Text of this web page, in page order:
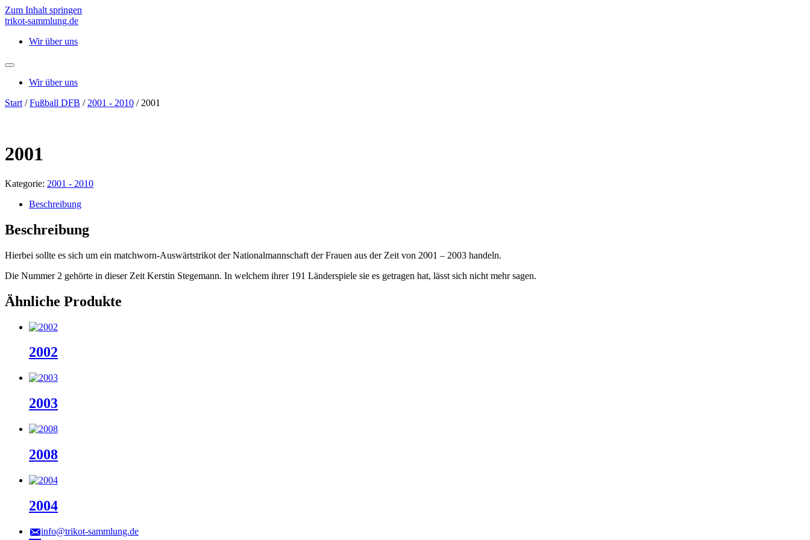
Zum Inhalt springen
trikot-sammlung.de
Wir über uns
Wir über uns
Start /Fußball DFB / 2001 - 2010 / 2001
2001
Kategorie: 2001 - 2010
Beschreibung
Beschreibung
Hierbei sollte es sich um ein matchworn-Auswärtstrikot der Nationalmannschaft der Frauen aus der Zeit von 2001 – 2003 handeln.
Die Nummer 2 gehörte in dieser Zeit Kerstin Stegemann. In welchem ihrer 191 Länderspiele sie es getragen hat, lässt sich nicht mehr sagen.
Ähnliche Produkte
2002
2003
2008
2004
info@trikot-sammlung.de